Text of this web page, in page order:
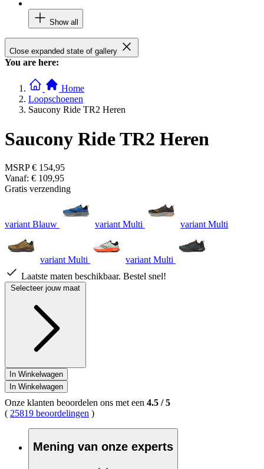
Show all
Close expanded state of gallery
You are here:
Home
Loopschoenen
Saucony Ride TR2 Heren
Saucony Ride TR2 Heren
MSRP € 154,95
Vanaf: € 109,95
Gratis verzending
variant Blauw variant Multi variant Multi
variant Multi
variant Multi
Laatste maten beschikbaar. Bestel snel!
Selecteer jouw maat
In Winkelwagen
In Winkelwagen
Onze klanten beoordelen ons met een 4.5 /5
( 25819 beoordelingen )
Mening van onze experts